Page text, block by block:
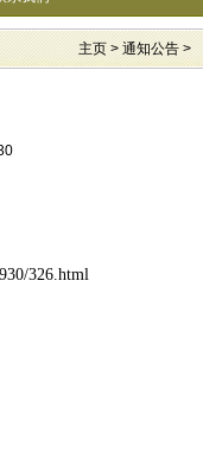
主页 > 通知公告 >
326.html